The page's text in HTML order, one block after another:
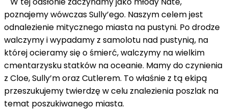
poznajemy wówczas Sully’ego. Naszym celem jest
odnalezienie mitycznego miasta na pustyni. Po drodze
walczymy i wypadamy z samolotu nad pustynią, na
której ocieramy się o śmierć, walczymy na wielkim
cmentarzysku statków na oceanie. Mamy do czynienia
z Cloe, Sully’m oraz Cutlerem. To właśnie z tą ekipą
przeszukujemy twierdzę w celu znalezienia poszlak na
temat poszukiwanego miasta.